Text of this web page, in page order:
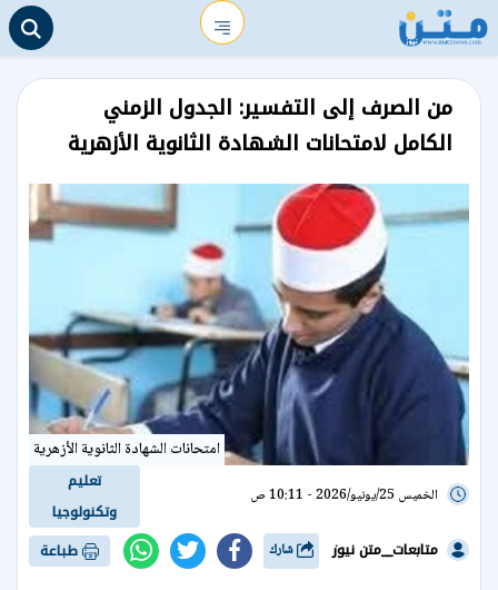
من الصرف إلى التفسير: الجدول الزمني
الكامل لامتحانات الشهادة الثانوية الأزهرية
امتحانات الشهادة الثانوية الأزهرية
الخميس 25/يونيو/2026 - 10:11 ص
تعليم
وتكنولوجيا
متابعات__متن نيوز
طباعة